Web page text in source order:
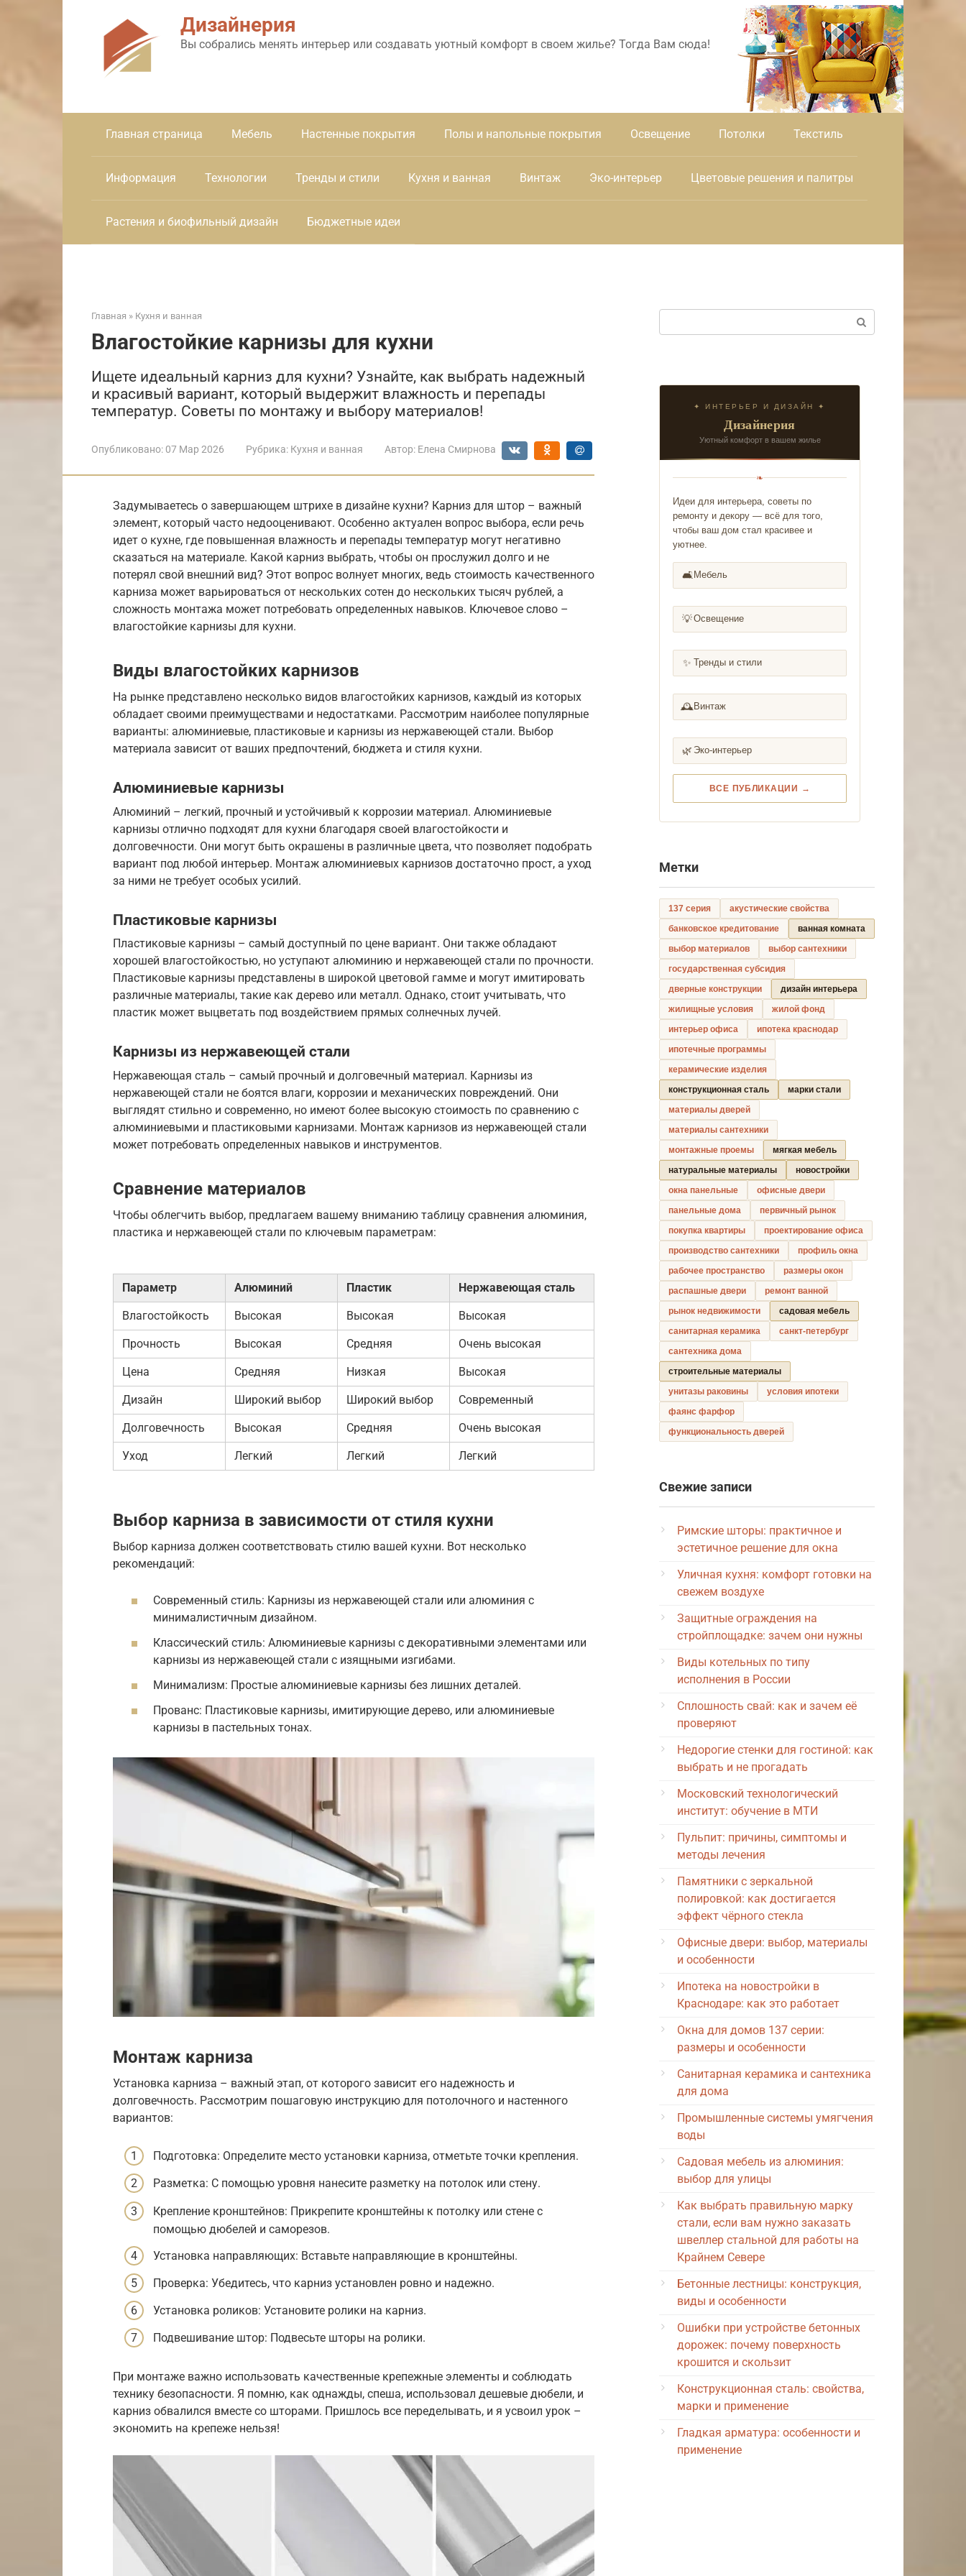
Дизайнерия
Вы собрались менять интерьер или создавать уютный комфорт в своем жилье? Тогда Вам сюда!
Главная страница Мебель Настенные покрытия Полы и напольные покрытия Освещение Потолки Текстиль
Информация Технологии Тренды и стили Кухня и ванная Винтаж Эко-интерьер Цветовые решения и палитры
Растения и биофильный дизайн Бюджетные идеи
Главная » Кухня и ванная
Влагостойкие карнизы для кухни
Ищете идеальный карниз для кухни? Узнайте, как выбрать надежный
и красивый вариант, который выдержит влажность и перепады
температур. Советы по монтажу и выбору материалов!
Опубликовано: 07 Мар 2026 Рубрика: Кухня и ванная Автор: Елена Смирнова
Задумываетесь о завершающем штрихе в дизайне кухни? Карниз для штор – важный
элемент, который часто недооценивают. Особенно актуален вопрос выбора, если речь
идет о кухне, где повышенная влажность и перепады температур могут негативно
сказаться на материале. Какой карниз выбрать, чтобы он прослужил долго и не
потерял свой внешний вид? Этот вопрос волнует многих, ведь стоимость качественного
карниза может варьироваться от нескольких сотен до нескольких тысяч рублей, а
сложность монтажа может потребовать определенных навыков. Ключевое слово –
влагостойкие карнизы для кухни.
Виды влагостойких карнизов
На рынке представлено несколько видов влагостойких карнизов, каждый из которых
обладает своими преимуществами и недостатками. Рассмотрим наиболее популярные
варианты: алюминиевые, пластиковые и карнизы из нержавеющей стали. Выбор
материала зависит от ваших предпочтений, бюджета и стиля кухни.
Алюминиевые карнизы
Алюминий – легкий, прочный и устойчивый к коррозии материал. Алюминиевые
карнизы отлично подходят для кухни благодаря своей влагостойкости и
долговечности. Они могут быть окрашены в различные цвета, что позволяет подобрать
вариант под любой интерьер. Монтаж алюминиевых карнизов достаточно прост, а уход
за ними не требует особых усилий.
Пластиковые карнизы
Пластиковые карнизы – самый доступный по цене вариант. Они также обладают
хорошей влагостойкостью, но уступают алюминию и нержавеющей стали по прочности.
Пластиковые карнизы представлены в широкой цветовой гамме и могут имитировать
различные материалы, такие как дерево или металл. Однако, стоит учитывать, что
пластик может выцветать под воздействием прямых солнечных лучей.
Карнизы из нержавеющей стали
Нержавеющая сталь – самый прочный и долговечный материал. Карнизы из
нержавеющей стали не боятся влаги, коррозии и механических повреждений. Они
выглядят стильно и современно, но имеют более высокую стоимость по сравнению с
алюминиевыми и пластиковыми карнизами. Монтаж карнизов из нержавеющей стали
может потребовать определенных навыков и инструментов.
Сравнение материалов
Чтобы облегчить выбор, предлагаем вашему вниманию таблицу сравнения алюминия,
пластика и нержавеющей стали по ключевым параметрам:
Параметр Алюминий Пластик Нержавеющая сталь
Влагостойкость Высокая Высокая Высокая
Прочность Высокая Средняя Очень высокая
Цена Средняя Низкая Высокая
Дизайн Широкий выбор Широкий выбор Современный
Долговечность Высокая Средняя Очень высокая
Уход Легкий Легкий Легкий
Выбор карниза в зависимости от стиля кухни
Выбор карниза должен соответствовать стилю вашей кухни. Вот несколько
рекомендаций:
Современный стиль: Карнизы из нержавеющей стали или алюминия с
минималистичным дизайном.
Классический стиль: Алюминиевые карнизы с декоративными элементами или
карнизы из нержавеющей стали с изящными изгибами.
Минимализм: Простые алюминиевые карнизы без лишних деталей.
Прованс: Пластиковые карнизы, имитирующие дерево, или алюминиевые
карнизы в пастельных тонах.
Монтаж карниза
Установка карниза – важный этап, от которого зависит его надежность и
долговечность. Рассмотрим пошаговую инструкцию для потолочного и настенного
вариантов:
Подготовка: Определите место установки карниза, отметьте точки крепления.
Разметка: С помощью уровня нанесите разметку на потолок или стену.
Крепление кронштейнов: Прикрепите кронштейны к потолку или стене с
помощью дюбелей и саморезов.
Установка направляющих: Вставьте направляющие в кронштейны.
Проверка: Убедитесь, что карниз установлен ровно и надежно.
Установка роликов: Установите ролики на карниз.
Подвешивание штор: Подвесьте шторы на ролики.
При монтаже важно использовать качественные крепежные элементы и соблюдать
технику безопасности. Я помню, как однажды, спеша, использовал дешевые дюбели, и
карниз обвалился вместе со шторами. Пришлось все переделывать, и я усвоил урок –
экономить на крепеже нельзя!
✦ ИНТЕРЬЕР И ДИЗАЙН ✦
Дизайнерия
Уютный комфорт в вашем жилье
❧
Идеи для интерьера, советы по
ремонту и декору — всё для того,
чтобы ваш дом стал красивее и
уютнее.
🛋️ Мебель
💡Освещение
✨ Тренды и стили
🕰️ Винтаж
🌿 Эко-интерьер
ВСЕ ПУБЛИКАЦИИ →
Метки
137 серия
акустические свойства
банковское кредитование
ванная комната
выбор материалов
выбор сантехники
государственная субсидия
дверные конструкции
дизайн интерьера
жилищные условия
жилой фонд
интерьер офиса
ипотека краснодар
ипотечные программы
керамические изделия
конструкционная сталь
марки стали
материалы дверей
материалы сантехники
монтажные проемы
мягкая мебель
натуральные материалы
новостройки
окна панельные
офисные двери
панельные дома
первичный рынок
покупка квартиры
проектирование офиса
производство сантехники
профиль окна
рабочее пространство
размеры окон
распашные двери
ремонт ванной
рынок недвижимости
садовая мебель
санитарная керамика
санкт-петербург
сантехника дома
строительные материалы
унитазы раковины
условия ипотеки
фаянс фарфор
функциональность дверей
Свежие записи
Римские шторы: практичное и
эстетичное решение для окна
Уличная кухня: комфорт готовки на
свежем воздухе
Защитные ограждения на
стройплощадке: зачем они нужны
Виды котельных по типу
исполнения в России
Сплошность свай: как и зачем её
проверяют
Недорогие стенки для гостиной: как
выбрать и не прогадать
Московский технологический
институт: обучение в МТИ
Пульпит: причины, симптомы и
методы лечения
Памятники с зеркальной
полировкой: как достигается
эффект чёрного стекла
Офисные двери: выбор, материалы
и особенности
Ипотека на новостройки в
Краснодаре: как это работает
Окна для домов 137 серии:
размеры и особенности
Санитарная керамика и сантехника
для дома
Промышленные системы умягчения
воды
Садовая мебель из алюминия:
выбор для улицы
Как выбрать правильную марку
стали, если вам нужно заказать
швеллер стальной для работы на
Крайнем Севере
Бетонные лестницы: конструкция,
виды и особенности
Ошибки при устройстве бетонных
дорожек: почему поверхность
крошится и скользит
Конструкционная сталь: свойства,
марки и применение
Гладкая арматура: особенности и
применение